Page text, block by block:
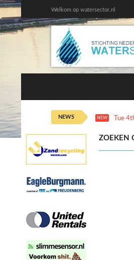
Welkom op watersector.nl
NEWS NEW Tue
ZOEKEN